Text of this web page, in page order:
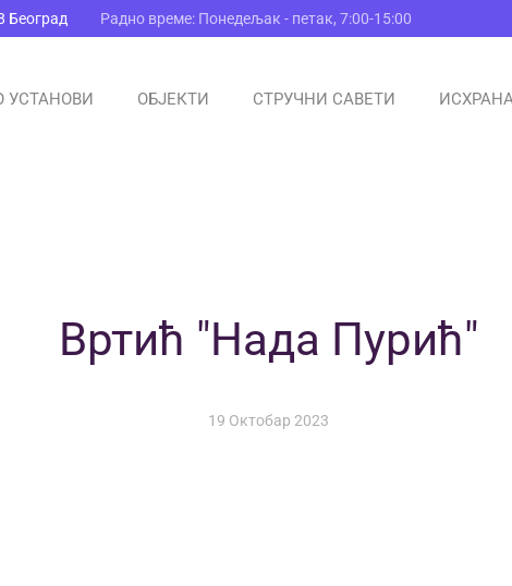
Београд Радно време: Понедељак - петак, 7:00-15:00
УСТАНОВИ ОБЈЕКТИ СТРУЧНИ САВЕТИ
Вртић "Нада Пурић"
19 Октобар 2023